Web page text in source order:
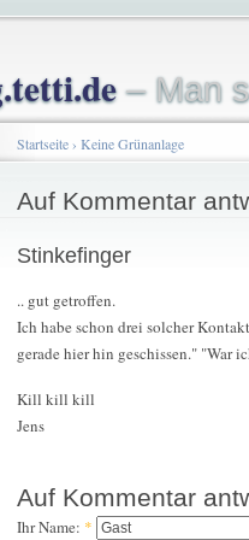
– Man
Startseite› Keine Grünanlage
Auf Kommentar
Stinkefinger
.. gut getroffen.
Ich habe schon drei solcher
gerade hier hin geschissen." "War
Kill kill kill
Jens
Auf Kommentar
Ihr Name: *